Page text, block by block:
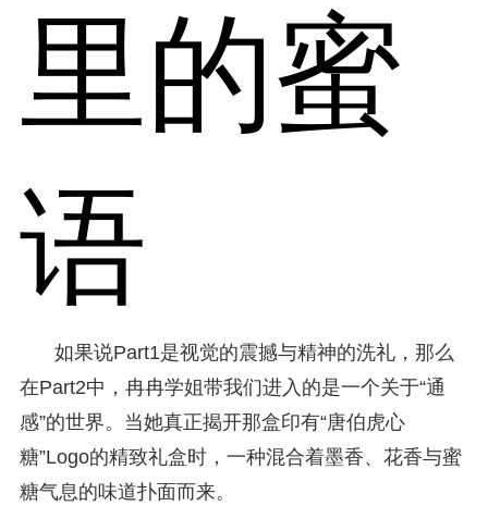
里的蜜
语
如果说Part1是视觉的震撼与精神的洗礼，那么
在Part2中，冉冉学姐带我们进入的是一个关于“通
感”的世界。当她真正揭开那盒印有“唐伯虎心
糖”Logo的精致礼盒时，一种混合着墨香、花香与蜜
糖气息的味道扑面而来。